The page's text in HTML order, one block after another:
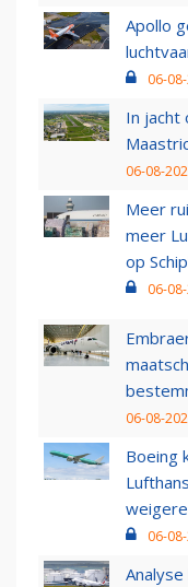
Apollo
06-
In jacht
06-08-
Meer
meer
op
06-
06-08-
Boeing
06-